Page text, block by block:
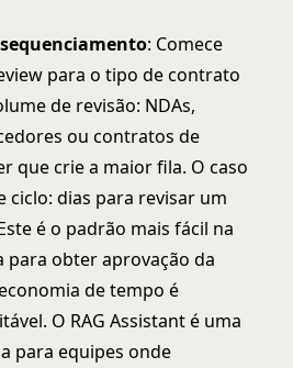
: Comece
para o tipo de contrato
de revisão: NDAs,
ou contratos de
que crie a maior fila. O caso
ciclo: dias para revisar um
é o padrão mais fácil na
para obter aprovação da
de tempo é
O RAG Assistant é uma
para equipes onde